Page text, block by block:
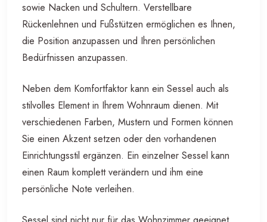
sowie Nacken und Schultern. Verstellbare
Rückenlehnen und Fußstützen ermöglichen es Ihnen,
die Position anzupassen und Ihren persönlichen
Bedürfnissen anzupassen.
Neben dem Komfortfaktor kann ein Sessel auch als
stilvolles Element in Ihrem Wohnraum dienen. Mit
verschiedenen Farben, Mustern und Formen können
Sie einen Akzent setzen oder den vorhandenen
Einrichtungsstil ergänzen. Ein einzelner Sessel kann
einen Raum komplett verändern und ihm eine
persönliche Note verleihen.